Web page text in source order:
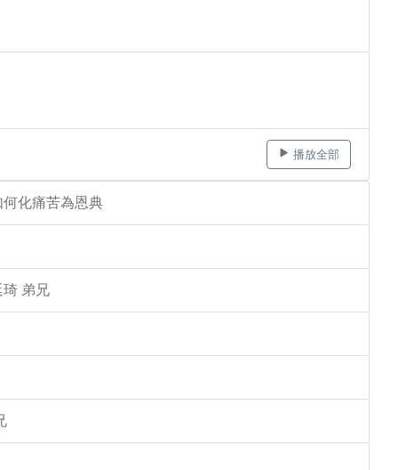
播放全部
化痛苦為恩典
弟兄